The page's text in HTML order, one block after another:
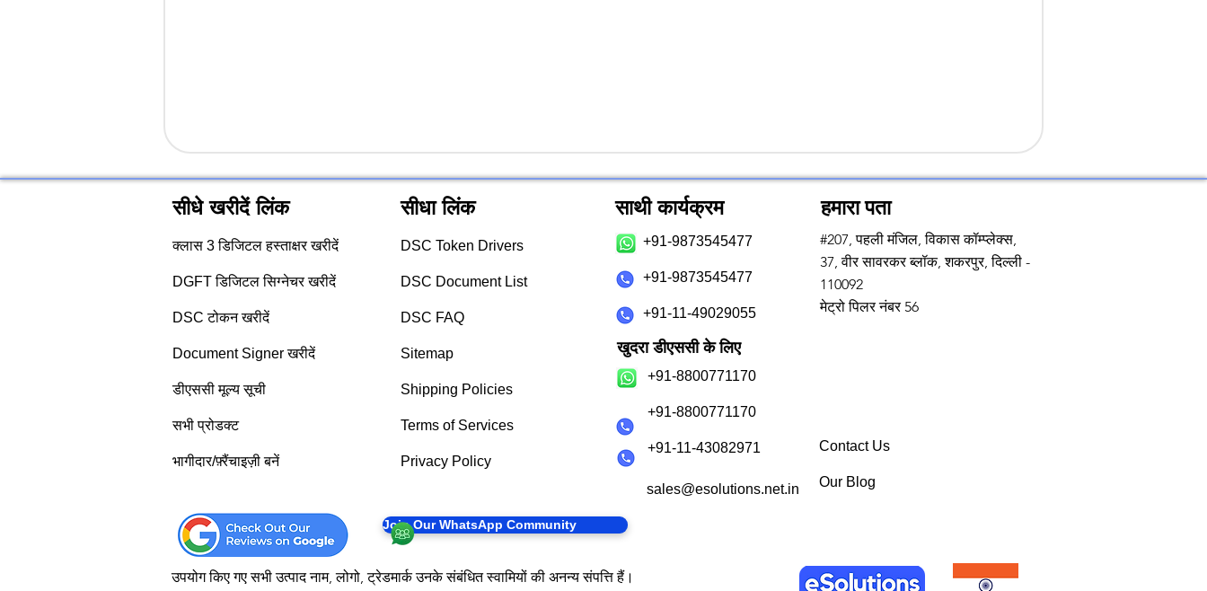
सीधे खरीदें लिंक
क्लास 3 डिजिटल हस्ताक्षर खरीदें
DGFT डिजिटल सिग्नेचर खरीदें
DSC टोकन खरीदें
Document Signer खरीदें
डीएससी मूल्य सूची
सभी प्रोडक्ट
भागीदार/फ़्रैंचाइज़ी बनें
सीधा लिंक
DSC Token Drivers
DSC Document List
DSC FAQ
Sitemap
Shipping Policies
Terms of Services
Privacy Policy
साथी कार्यक्रम
+91-9873545477
+91-9873545477
+91-11-49029055
खुदरा डीएससी के लिए
+91-8800771170
+91-8800771170
+91-11-43082971
sales@esolutions.net.in
हमारा पता
#207, पहली मंजिल, विकास कॉम्प्लेक्स,
37, वीर सावरकर ब्लॉक, शकरपुर, दिल्ली -
110092
मेट्रो पिलर नंबर 56
Contact Us
Our Blog
Join Our WhatsApp Community
उपयोग किए गए सभी उत्पाद नाम, लोगो, ट्रेडमार्क उनके संबंधित स्वामियों की अनन्य संपत्ति हैं।